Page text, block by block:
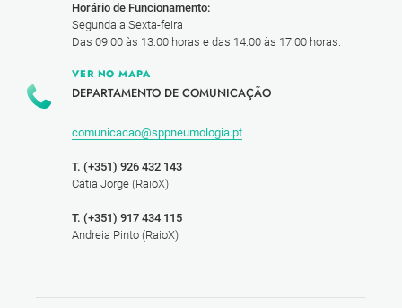
Horário de Funcionamento:
Segunda a Sexta-feira
Das 09:00 às 13:00 horas e das 14:00 às 17:00 horas.
VER NO MAPA
DEPARTAMENTO DE COMUNICAÇÃO
comunicacao@sppneumologia.pt
T. (+351) 926 432 143
Cátia Jorge (RaioX)
T. (+351) 917 434 115
Andreia Pinto (RaioX)